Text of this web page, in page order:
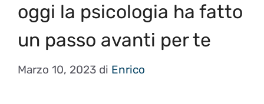
oggi la psicologia ha fatto
un passo avanti per te
Marzo 10, 2023 di Enrico